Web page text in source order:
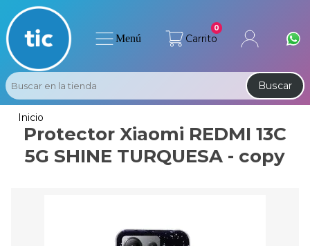
Carrito
0
Buscar
Menú
Inicio
Protector Xiaomi REDMI 13C
5G SHINE TURQUESA - copy